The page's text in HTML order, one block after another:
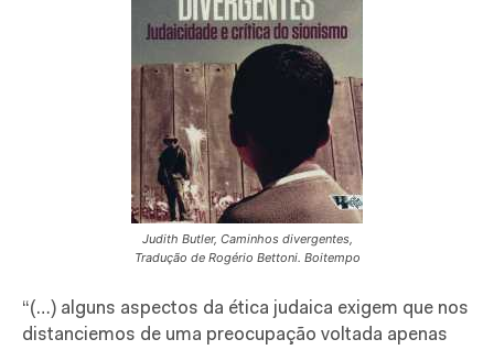
Judith Butler, Caminhos divergentes,
Tradução de Rogério Bettoni. Boitempo
“(…) alguns aspectos da ética judaica exigem que nos
distanciemos de uma preocupação voltada apenas